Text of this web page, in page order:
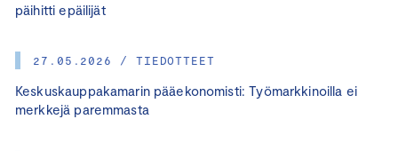
päihitti epäilijät
27.05.2026 / TIEDOTTEET
Keskuskauppakamarin pääekonomisti: Työmarkkinoilla ei
merkkejä paremmasta